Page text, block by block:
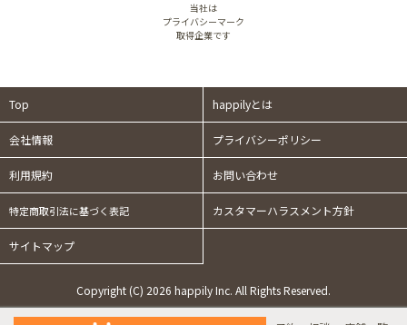
当社は
プライバシーマーク
取得企業です
Top happilyとは
会社情報 プライバシーポリシー
利用規約 お問い合わせ
特定商取引法に基づく表記 カスタマーハラスメント方針
サイトマップ
Copyright (C) 2026 happily Inc. All Rights Reserved.